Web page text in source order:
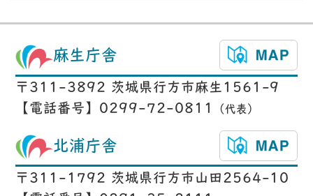
麻生庁舎
〒311-3892 茨城県行方市麻生1561-9
【電話番号】0299-72-0811
（代表）
北浦庁舎
〒311-1792 茨城県行方市山田2564-10